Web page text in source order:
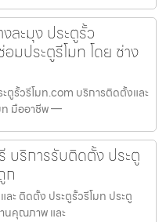
ละมุง ประตูรั้ว
มประตูรีโมท โดย ช่าง
ตูรั้วรีโมท.com บริการติดตั้งและ
ท มืออาชีพ —
บริการรับติดตั้ง ประตู
ก
ะ ติดตั้ง ประตูรั้วรีโมท ประตู
นคุณภาพ และ